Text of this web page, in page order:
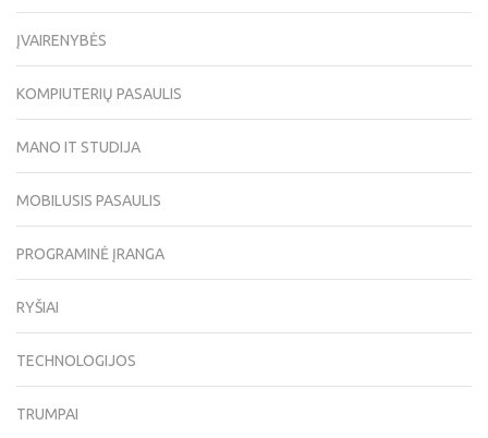
ĮVAIRENYBĖS
KOMPIUTERIŲ PASAULIS
MANO IT STUDIJA
MOBILUSIS PASAULIS
PROGRAMINĖ ĮRANGA
RYŠIAI
TECHNOLOGIJOS
TRUMPAI